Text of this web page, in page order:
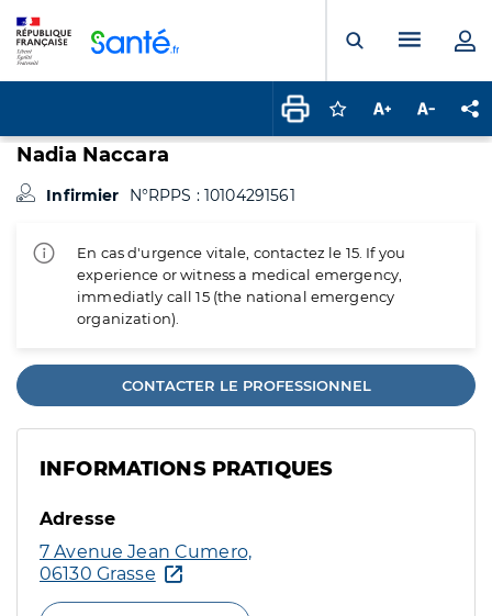
Ouvrir laMenu
Connectez-vous
Augmenter la
Nadia Naccara
Infirmier N°RPPS : 10104291561
En cas d'urgence vitale, contactez le 15. If you
experience or witness a medical emergency,
immediatly call 15 (the national emergency
organization).
CONTACTER LE PROFESSIONNEL
INFORMATIONS PRATIQUES
Adresse
7 Avenue Jean Cumero,
06130 Grasse